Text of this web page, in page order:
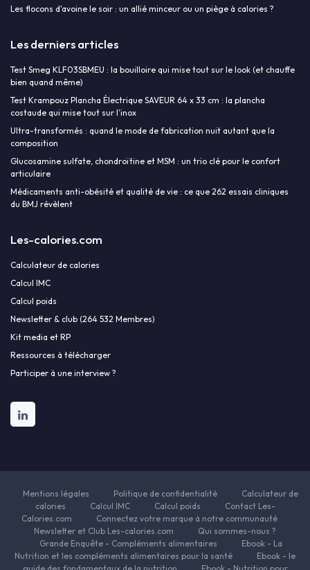
Les flocons d'avoine le soir : un allié minceur ou un piège à calories ?
Les derniers articles
Test Smeg KLF03SBMEU : la bouilloire qui mise tout sur le look (et chauffe
bien quand même)
Test Krampouz Plancha Électrique SAVEUR 64 x 33 cm : la plancha
costaude qui mise tout sur l’inox
Ultra-transformés : quand le mode de fabrication nuit autant que la
composition
Glucosamine sulfate, chondroïtine et MSM : un trio clé pour le confort
articulaire
Médicaments anti-obésité et qualité de vie : ce que 262 essais cliniques
du BMJ révèlent
Les-calories.com
Calculateur de calories
Calcul IMC
Calcul poids
Newsletter & club (264 532 Membres)
Kit media et RP
Ressources à télécharger
Participer à une interview ?
Mentions légales Politique de confidentialité
Calculateur de
calories
Calcul IMC Calcul poids
Contact Les-
Calories.com
Connectez votre marque à notre communauté
Newsletter et Club Les-calories.com
Qui sommes-nous ?
Grande Enquête - Compléments alimentaires
Ebook - La
Nutrition et les compléments alimentaires pour la santé
Ebook - le